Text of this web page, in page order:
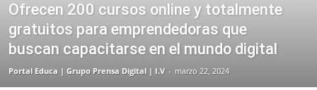
Ofrecen 200 cursos online y totalmente
gratuitos para emprendedoras que
buscan capacitarse en el mundo digital
Portal Educa | Grupo Prensa Digital | I.V - marzo 22, 2024